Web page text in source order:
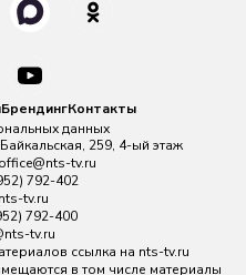
БрендингКонтакты
данных
259, 4-ый этаж
office@nts-tv.ru
792-402
tv.ru
792-400
tv.ru
ссылка на nts-tv.ru
в том числе материалы